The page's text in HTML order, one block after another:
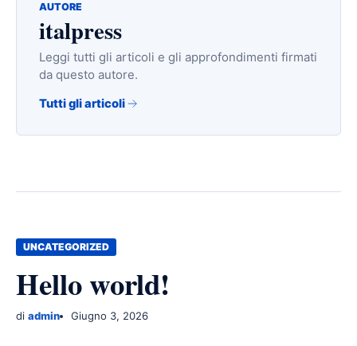
AUTORE
italpress
Leggi tutti gli articoli e gli approfondimenti firmati
da questo autore.
Tutti gli articoli
UNCATEGORIZED
Hello world!
di admin Giugno 3, 2026